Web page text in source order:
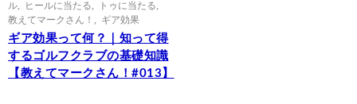
ル
ヒールに当たる トゥに当たる
教えてマークさん！
ギア効果
ギア効果って何？｜知って得
するゴルフクラブの基礎知識
【教えてマークさん！#013】